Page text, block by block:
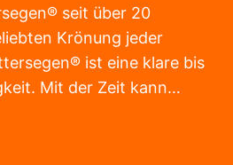
seit über 20
Krönung jeder
ist eine klare bis
Mit der Zeit kann…